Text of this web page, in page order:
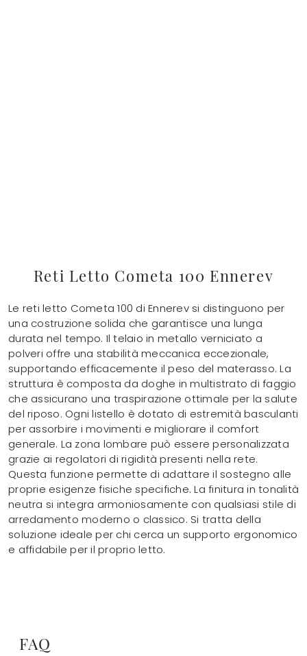
Reti Letto Cometa 100 Ennerev
Le reti letto Cometa 100 di Ennerev si distinguono per
una costruzione solida che garantisce una lunga
durata nel tempo. Il telaio in metallo verniciato a
polveri offre una stabilità meccanica eccezionale,
supportando efficacemente il peso del materasso. La
struttura è composta da doghe in multistrato di faggio
che assicurano una traspirazione ottimale per la salute
del riposo. Ogni listello è dotato di estremità basculanti
per assorbire i movimenti e migliorare il comfort
generale. La zona lombare può essere personalizzata
grazie ai regolatori di rigidità presenti nella rete.
Questa funzione permette di adattare il sostegno alle
proprie esigenze fisiche specifiche. La finitura in tonalità
neutra si integra armoniosamente con qualsiasi stile di
arredamento moderno o classico. Si tratta della
soluzione ideale per chi cerca un supporto ergonomico
e affidabile per il proprio letto.
FAQ